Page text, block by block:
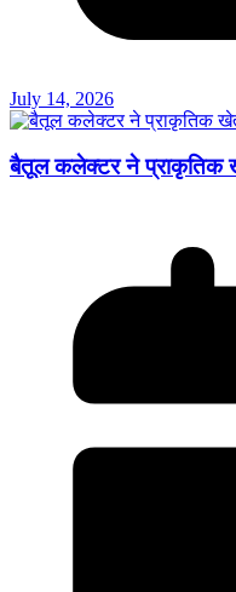
July 14, 2026
बैतूल कलेक्टर ने प्राकृतिक